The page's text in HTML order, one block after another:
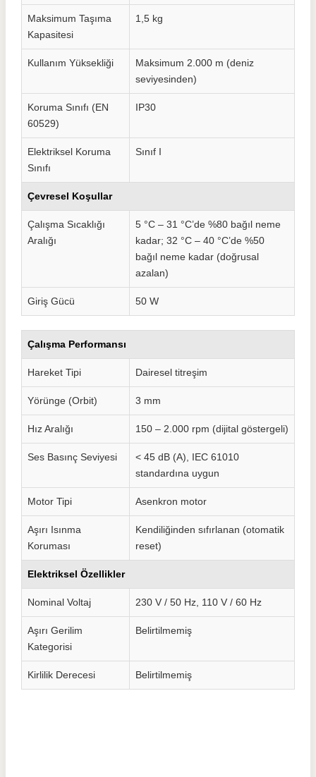
Maksimum Taşıma
Kapasitesi
1,5 kg
Kullanım Yüksekliği
Maksimum 2.000 m (deniz
seviyesinden)
Koruma Sınıfı (EN
60529)
IP30
Elektriksel Koruma
Sınıfı
Sınıf I
Çevresel Koşullar
Çalışma Sıcaklığı
Aralığı
5 °C – 31 °C’de %80 bağıl neme
kadar; 32 °C – 40 °C’de %50
bağıl neme kadar (doğrusal
azalan)
Giriş Gücü 50 W
Çalışma Performansı
Hareket Tipi Dairesel titreşim
Yörünge (Orbit) 3 mm
Hız Aralığı 150 – 2.000 rpm (dijital göstergeli)
Ses Basınç Seviyesi
< 45 dB (A), IEC 61010
standardına uygun
Motor Tipi Asenkron motor
Aşırı Isınma
Koruması
Kendiliğinden sıfırlanan (otomatik
reset)
Elektriksel Özellikler
Nominal Voltaj 230 V / 50 Hz, 110 V / 60 Hz
Aşırı Gerilim
Kategorisi
Belirtilmemiş
Kirlilik Derecesi Belirtilmemiş